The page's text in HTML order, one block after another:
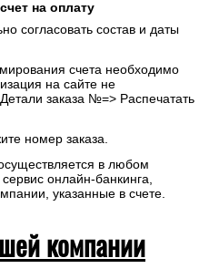
счет на оплату
согласовать состав и даты
счета необходимо
на сайте не
заказа №=> Распечатать
номер заказа.
в любом
онлайн-банкинга,
указанные в счете.
компании